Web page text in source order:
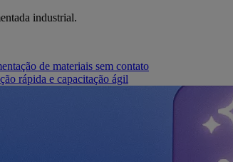
industrial.
de materiais sem contato
rápida e capacitação ágil